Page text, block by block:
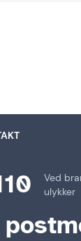
Ved
ulykker